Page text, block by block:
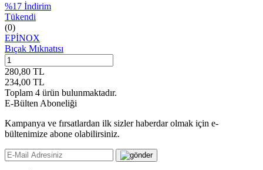
%17 İndirim
Tükendi
(0)
EPİNOX
Bıçak Mıknatısı
280,80 TL
234,00 TL
Toplam 4 ürün bulunmaktadır.
E-Bülten Aboneliği
Kampanya ve fırsatlardan ilk sizler haberdar olmak için e-
bültenimize abone olabilirsiniz.